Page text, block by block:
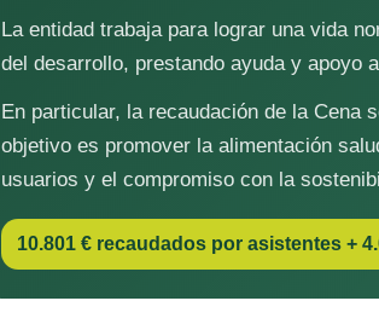
La entidad trabaja para lograr una vida
del desarrollo, prestando ayuda y apoyo
En particular, la recaudación de la Cena
objetivo es promover la alimentación
usuarios y el compromiso con la
10.801 € recaudados por asistentes +